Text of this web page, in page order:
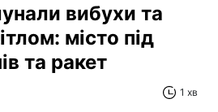
вибухи та
місто під
та ракет
1 хв